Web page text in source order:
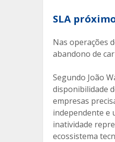
SLA
Nas operações
abandono de
Segundo João
disponibilidade
empresas
independente e
inatividade
ecossistema